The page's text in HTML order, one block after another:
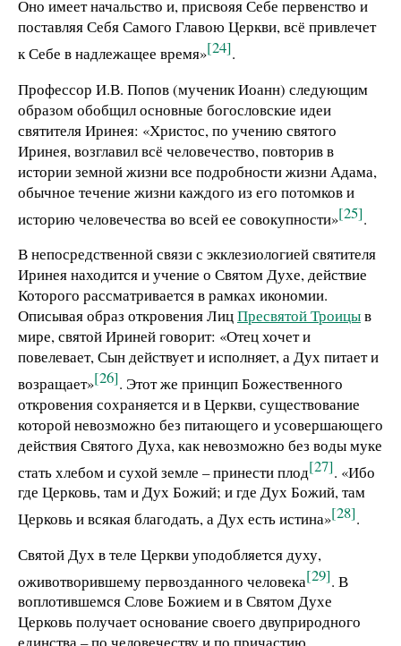
Оно имеет начальство и, присвояя Себе первенство и
поставляя Себя Самого Главою Церкви, всё привлечет
к Себе в надлежащее время»[24].
Профессор И.В. Попов (мученик Иоанн) следующим
образом обобщил основные богословские идеи
святителя Иринея: «Христос, по учению святого
Иринея, возглавил всё человечество, повторив в
истории земной жизни все подробности жизни Адама,
обычное течение жизни каждого из его потомков и
историю человечества во всей ее совокупности»[25].
В непосредственной связи с экклезиологией святителя
Иринея находится и учение о Святом Духе, действие
Которого рассматривается в рамках икономии.
Описывая образ откровения ЛицПресвятой Троицыв
мире, святой Ириней говорит: «Отец хочет и
повелевает, Сын действует и исполняет, а Дух питает и
возращает»[26]. Этот же принцип Божественного
откровения сохраняется и в Церкви, существование
которой невозможно без питающего и усовершающего
действия Святого Духа, как невозможно без воды муке
стать хлебом и сухой земле – принести плод[27]. «Ибо
где Церковь, там и Дух Божий; и где Дух Божий, там
Церковь и всякая благодать, а Дух есть истина»[28].
Святой Дух в теле Церкви уподобляется духу,
оживотворившему первозданного человека[29]. В
воплотившемся Слове Божием и в Святом Духе
Церковь получает основание своего двуприродного